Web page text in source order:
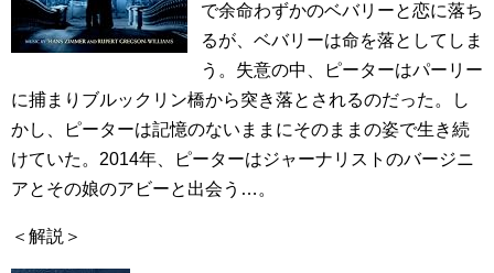
で余命わずかのベバリーと恋に落ち
るが、ベバリーは命を落としてしま
う。失意の中、ピーターはパーリー
に捕まりブルックリン橋から突き落とされるのだった。し
かし、ピーターは記憶のないままにそのままの姿で生き続
けていた。2014年、ピーターはジャーナリストのバージニ
アとその娘のアビーと出会う…。
＜解説＞